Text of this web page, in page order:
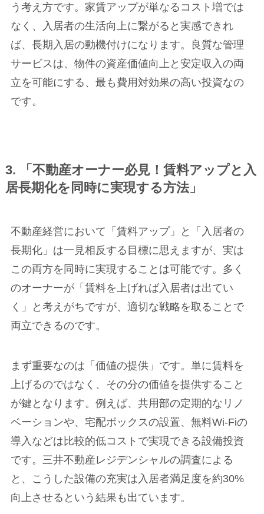
う考え方です。家賃アップが単なるコスト増では
なく、入居者の生活向上に繋がると実感できれ
ば、長期入居の動機付けになります。良質な管理
サービスは、物件の資産価値向上と安定収入の両
立を可能にする、最も費用対効果の高い投資なの
です。
3. 「不動産オーナー必見！賃料アップと入
居長期化を同時に実現する方法」
不動産経営において「賃料アップ」と「入居者の
長期化」は一見相反する目標に思えますが、実は
この両方を同時に実現することは可能です。多く
のオーナーが「賃料を上げれば入居者は出てい
く」と考えがちですが、適切な戦略を取ることで
両立できるのです。
まず重要なのは「価値の提供」です。単に賃料を
上げるのではなく、その分の価値を提供すること
が鍵となります。例えば、共用部の定期的なリノ
ベーションや、宅配ボックスの設置、無料Wi-Fiの
導入などは比較的低コストで実現できる設備投資
です。三井不動産レジデンシャルの調査による
と、こうした設備の充実は入居者満足度を約30%
向上させるという結果も出ています。